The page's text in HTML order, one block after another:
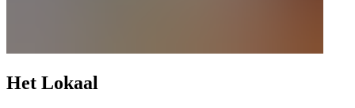
Het Lokaal